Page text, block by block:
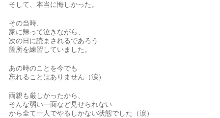
そして、本当に悔しかった。
その当時、
家に帰って泣きながら、
次の日に読まされるであろう
箇所を練習していました。
あの時のことを今でも
忘れることはありません（涙）
両親も厳しかったから、
そんな弱い一面など見せられない
から全て一人でやるしかない状態でした（涙）